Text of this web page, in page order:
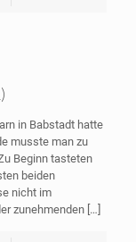
in Babstadt hatte
musste man zu
Beginn tasteten
beiden
nicht im
zunehmenden […]